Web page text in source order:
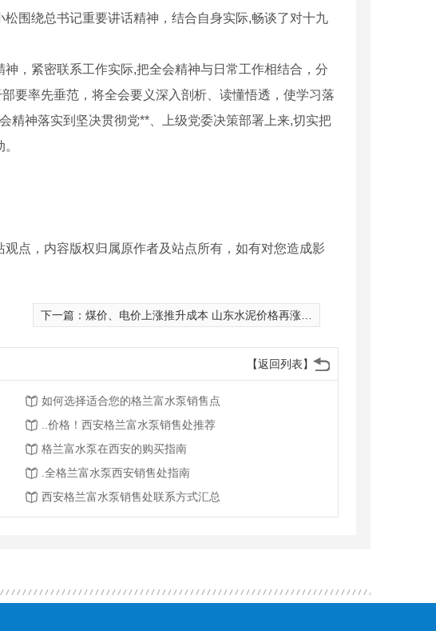
围绕总书记重要讲话精神，结合自身实际,畅谈了对十九
，紧密联系工作实际,把全会精神与日常工作相结合，分
要率先垂范，将全会要义深入剖析、读懂悟透，使学习落
精神落实到坚决贯彻党**、上级党委决策部署上来,切实把
点，内容版权归属原作者及站点所有，如有对您造成影
下一篇： 煤价、电价上涨推升成本 山东水泥价格再涨50元/吨
【返回列表】
如何选择适合您的格兰富水泵销售点
..价格！西安格兰富水泵销售处推荐
格兰富水泵在西安的购买指南
.全格兰富水泵西安销售处指南
西安格兰富水泵销售处联系方式汇总